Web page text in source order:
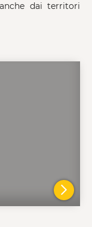
dai territori
VAI